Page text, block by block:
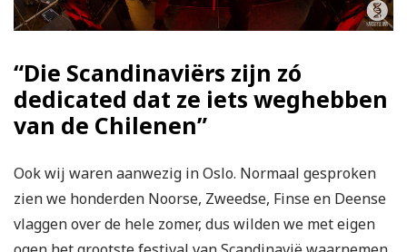
“Die Scandinaviërs zijn zó
dedicated dat ze iets weghebben
van de Chilenen”
Ook wij waren aanwezig in Oslo. Normaal gesproken
zien we honderden Noorse, Zweedse, Finse en Deense
vlaggen over de hele zomer, dus wilden we met eigen